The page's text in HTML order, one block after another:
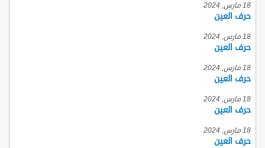
18 مارس, 2024
حرف العين
18 مارس, 2024
حرف العين
18 مارس, 2024
حرف العين
18 مارس, 2024
حرف العين
18 مارس, 2024
حرف العين